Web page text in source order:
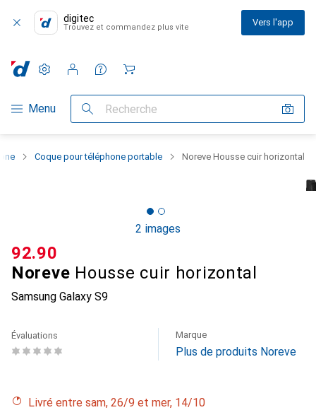
digitec
Trouvez et commandez plus vite Vers l'app
Navigation par catégorie
Menu Recherche
Paramètres
Compte client
Listes de comparaison
Listes d'envies
Panier
Coque pour téléphone portable Noreve Housse cuir horizontal
2 images
Noreve Housse cuir horizontal
Samsung Galaxy S9
CHF
92.90
Évaluations Marque
Plus de produits Noreve
Livré entre sam, 26/9 et mer, 14/10